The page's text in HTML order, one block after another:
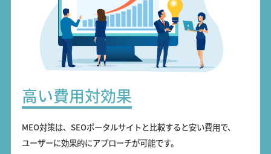
高い費用対効果
MEO対策は、SEOポータルサイトと比較すると安い費用で、
ユーザーに効果的にアプローチが可能です。